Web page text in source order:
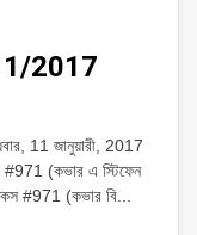
2017
11/2017
11 জানুয়ারী, 2017
#971 (কভার এ স্টিফেন
#971 (কভার বি...